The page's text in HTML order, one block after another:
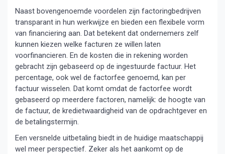
Naast bovengenoemde voordelen zijn factoringbedrijven
transparant in hun werkwijze en bieden een flexibele vorm
van financiering aan. Dat betekent dat ondernemers zelf
kunnen kiezen welke facturen ze willen laten
voorfinancieren. En de kosten die in rekening worden
gebracht zijn gebaseerd op de ingestuurde factuur. Het
percentage, ook wel de factorfee genoemd, kan per
factuur wisselen. Dat komt omdat de factorfee wordt
gebaseerd op meerdere factoren, namelijk: de hoogte van
de factuur, de kredietwaardigheid van de opdrachtgever en
de betalingstermijn.
Een versnelde uitbetaling biedt in de huidige maatschappij
wel meer perspectief. Zeker als het aankomt op de